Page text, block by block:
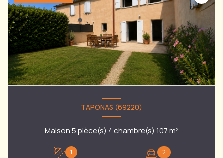
TAPONAS (69220)
Maison 5 pièce(s) 4 chambre(s) 107 m²
1 2